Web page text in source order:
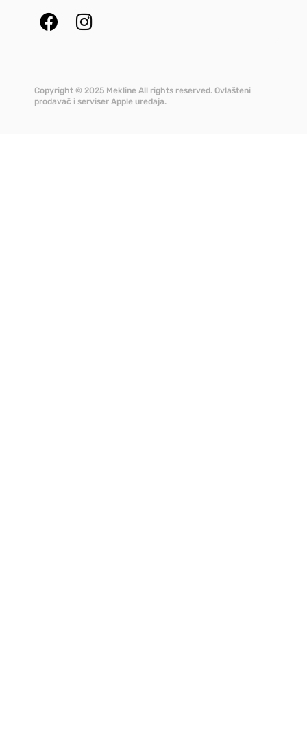
Copyright © 2025 Mekline All rights reserved. Ovlašteni
prodavač i serviser Apple uređaja.